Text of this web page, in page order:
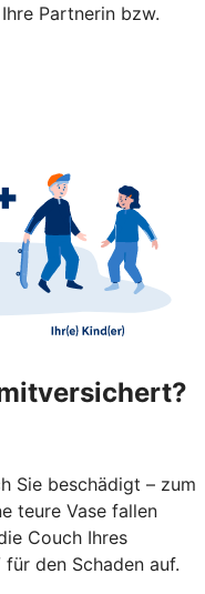
Partnerin bzw.
Sie beschädigt – zum
teure Vase fallen
Couch Ihres
den Schaden auf.